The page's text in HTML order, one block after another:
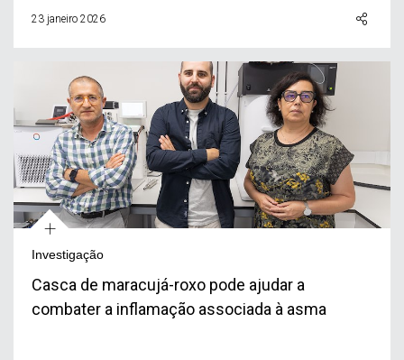
23 janeiro 2026
+
Investigação
Casca de maracujá-roxo pode ajudar a
combater a inflamação associada à asma